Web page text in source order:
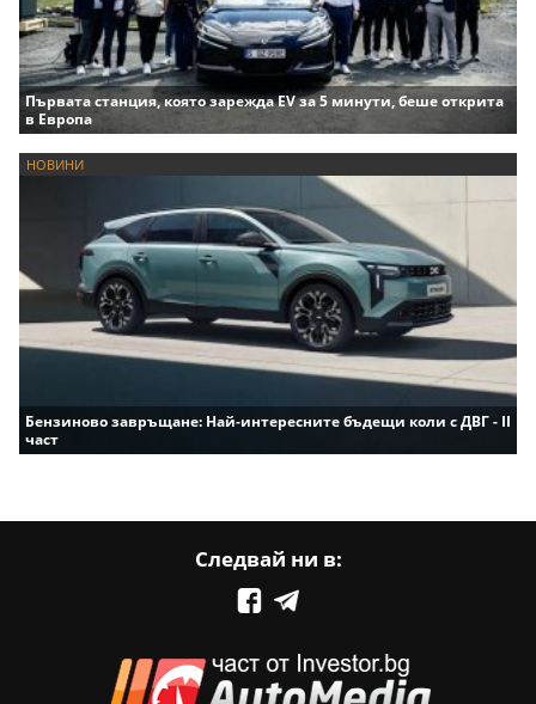
Първата станция, която зарежда EV за 5 минути, беше открита
в Европа
НОВИНИ
Бензиново завръщане: Най-интересните бъдещи коли с ДВГ - II
част
Следвай ни в: